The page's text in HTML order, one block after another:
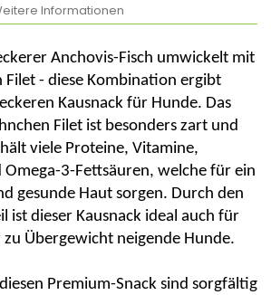
Informationen
Anchovis-Fisch umwickelt mit
Filet - diese Kombination ergibt
n Kausnack für Hunde. Das
Filet ist besonders zart und
viele Proteine, Vitamine,
3-Fettsäuren, welche für ein
gesunde Haut sorgen. Durch den
ist dieser Kausnack ideal auch für
Übergewicht neigende Hunde.
Premium-Snack sind sorgfältig